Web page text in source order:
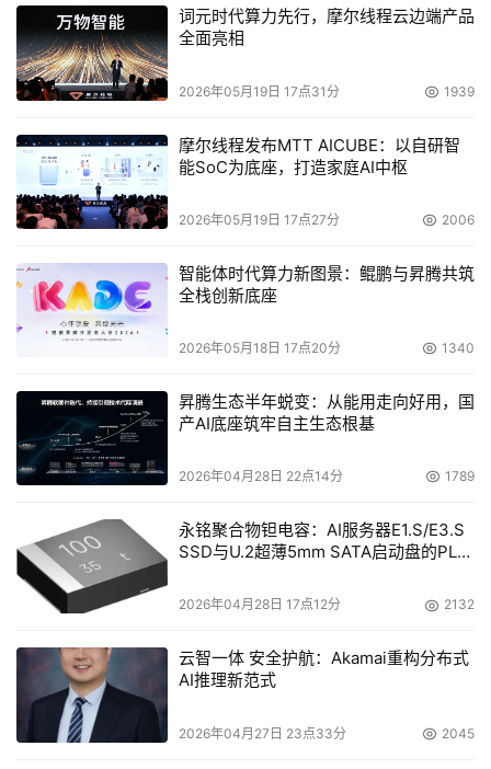
Manager为用户提供的不再是孤立的、单点视图，而是基于
整个基础设施和所有企业服务来管理、监控和查看存储及存
储服务，帮助用户了解存储系统对整个 IT平台和服务质量
的影响，寻找到存储与应用需求之间的极佳节点。
三、完善的软件体系
HP OpenView Storage Area Manager的硬件架构是由
件体系则包括了Storage Node Manager、Storage
Builder、Storage Optimizer、Storage Accountant、
Storage Allocater等涉及容量、性能、设备、计量、计
Storage Area Manager所构建的模块化体系结构能够让用
户单独操作，并可根据应用环境任意组合管理工具，在无缝
集成、中央控制的环境下实施部署。
HP OpenView Storage Area Manager所要达成的目标
就是存储系统的自动化（Automation）、预防性
（Provisioning）以及生命周期数据管理（lifecycle data
management）。从而帮助企业用户提高系统服务水平、降
便、透明的模块化管理模式，对海量数据、存储系统保持高
度的扩展性和灵活性，以最大程度保护用户的现有整体投资
和优化设备。
词元时代算力先行，摩尔线程云边端产品
全面亮相
2026年05月19日 17点31分 1939
摩尔线程发布MTT AICUBE：以自研智
能SoC为底座，打造家庭AI中枢
2026年05月19日 17点27分 2006
智能体时代算力新图景：鲲鹏与昇腾共筑
全栈创新底座
2026年05月18日 17点20分 1340
昇腾生态半年蜕变：从能用走向好用，国
产AI底座筑牢自主生态根基
2026年04月28日 22点14分 1789
永铭聚合物钽电容：AI服务器E1.S/E3.S
SSD与U.2超薄5mm SATA启动盘的PLP
2026年04月28日 17点12分 2132
云智一体 安全护航：Akamai重构分布式
AI推理新范式
2026年04月27日 23点33分 2045